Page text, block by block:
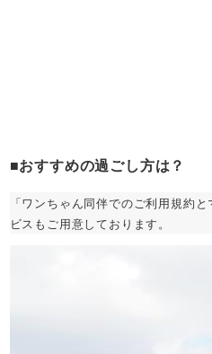
■おすすめの過ごし方は？
「ワンちゃん同伴でのご利用規約
ビスもご用意しております。